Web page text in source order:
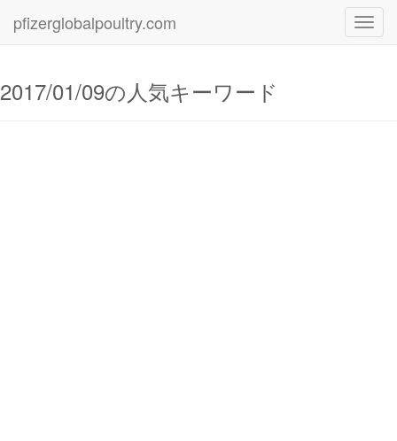
pfizerglobalpoultry.com
2017/01/09の人気キーワード